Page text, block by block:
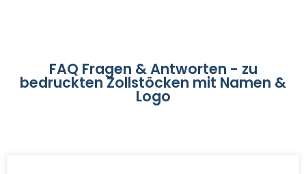
FAQ Fragen & Antworten - zu
bedruckten Zollstöcken mit Namen &
Logo